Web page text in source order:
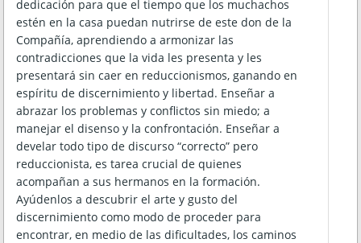
dedicación para que el tiempo que los muchachos
estén en la casa puedan nutrirse de este don de la
Compañía, aprendiendo a armonizar las
contradicciones que la vida les presenta y les
presentará sin caer en reduccionismos, ganando en
espíritu de discernimiento y libertad. Enseñar a
abrazar los problemas y conflictos sin miedo; a
manejar el disenso y la confrontación. Enseñar a
develar todo tipo de discurso “correcto” pero
reduccionista, es tarea crucial de quienes
acompañan a sus hermanos en la formación.
Ayúdenlos a descubrir el arte y gusto del
discernimiento como modo de proceder para
encontrar, en medio de las dificultades, los caminos